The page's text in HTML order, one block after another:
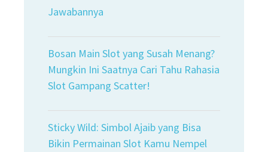
Jawabannya
Bosan Main Slot yang Susah Menang?
Mungkin Ini Saatnya Cari Tahu Rahasia
Slot Gampang Scatter!
Sticky Wild: Simbol Ajaib yang Bisa
Bikin Permainan Slot Kamu Nempel